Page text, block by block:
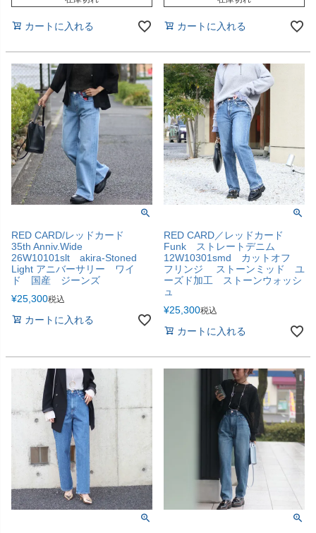
カートに入れる カートに入れる
RED CARD/レッドカード
35th Anniv.Wide
26W10101slt akira-Stoned
Light アニバーサリー ワイ
ド 国産 ジーンズ
¥25,300税込
カートに入れる
RED CARD／レッドカード
Funk ストレートデニム
12W10301smd カットオフ
フリンジ ストーンミッド ユ
ーズド加工 ストーンウォッシ
ュ
¥25,300税込
カートに入れる